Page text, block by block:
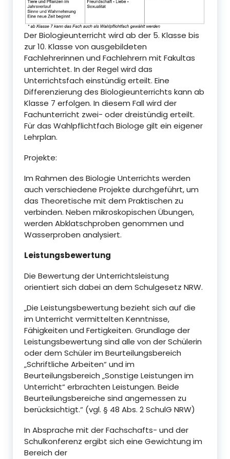
Der Biologieunterricht wird ab der 5. Klasse bis
zur 10. Klasse von ausgebildeten
Fachlehrerinnen und Fachlehrern mit Fakultas
unterrichtet. In der Regel wird das
Unterrichtsfach einstündig erteilt. Eine
Differenzierung des Biologieunterrichts kann ab
Klasse 7 erfolgen. In diesem Fall wird der
Fachunterricht zwei- oder dreistündig erteilt.
Für das Wahlpflichtfach Biologe gilt ein eigener
Lehrplan.
Projekte:
Im Rahmen des Biologie Unterrichts werden
auch verschiedene Projekte durchgeführt, um
das Theoretische mit dem Praktischen zu
verbinden. Neben mikroskopischen Übungen,
werden Abklatschproben genommen und
Wasserproben analysiert.
Leistungsbewertung
Die Bewertung der Unterrichtsleistung
orientiert sich dabei an dem Schulgesetz NRW.
„Die Leistungsbewertung bezieht sich auf die
im Unterricht vermittelten Kenntnisse,
Fähigkeiten und Fertigkeiten. Grundlage der
Leistungsbewertung sind alle von der Schülerin
oder dem Schüler im Beurteilungsbereich
„Schriftliche Arbeiten“ und im
Beurteilungsbereich „Sonstige Leistungen im
Unterricht“ erbrachten Leistungen. Beide
Beurteilungsbereiche sind angemessen zu
berücksichtigt.“ (vgl. § 48 Abs. 2 SchulG NRW)
In Absprache mit der Fachschafts- und der
Schulkonferenz ergibt sich eine Gewichtung im
Bereich der